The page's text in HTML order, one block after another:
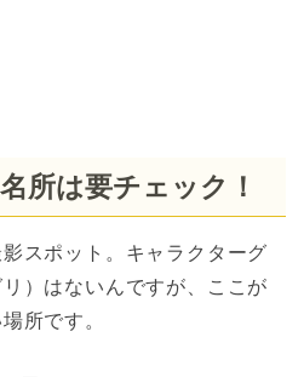
所は要チェック！
スポット。キャラクターグ
）はないんですが、ここが
所です。